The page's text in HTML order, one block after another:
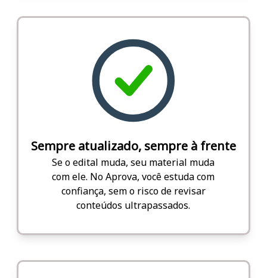
Sempre atualizado, sempre à frente
Se o edital muda, seu material muda
com ele. No Aprova, você estuda com
confiança, sem o risco de revisar
conteúdos ultrapassados.